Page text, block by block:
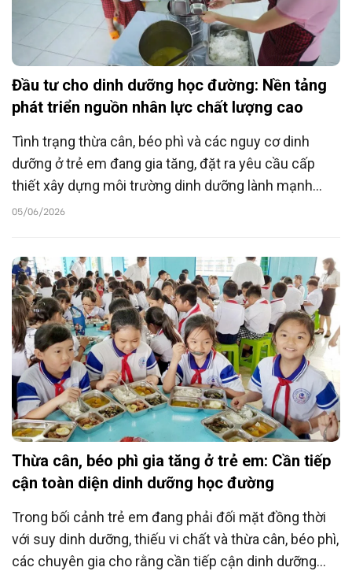
Đầu tư cho dinh dưỡng học đường: Nền tảng
phát triển nguồn nhân lực chất lượng cao
Tình trạng thừa cân, béo phì và các nguy cơ dinh
dưỡng ở trẻ em đang gia tăng, đặt ra yêu cầu cấp
thiết xây dựng môi trường dinh dưỡng lành mạnh
trong trường học. Theo WHO, đầu tư cho dinh dưỡng
cao, thúc đẩy phát triển kinh tế - xã hội bền vững.
05/06/2026
Thừa cân, béo phì gia tăng ở trẻ em: Cần tiếp
cận toàn diện dinh dưỡng học đường
Trong bối cảnh trẻ em đang phải đối mặt đồng thời
với suy dinh dưỡng, thiếu vi chất và thừa cân, béo phì,
các chuyên gia cho rằng cần tiếp cận dinh dưỡng